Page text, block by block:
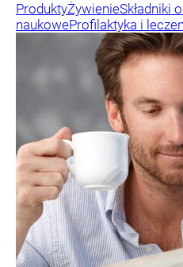
ProduktyŻywienieSkładniki
naukoweProfilaktyka i